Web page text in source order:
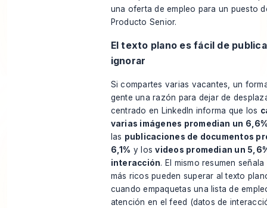
El texto plano es fácil de
ignorar
Si compartes varias vacantes, un
gente una razón para dejar de
centrado en LinkedIn informa que los
varias imágenes promedian un
las publicaciones de documentos
6,1% y losvideos promedian un
interacción. El mismo resumen
más ricos pueden superar al texto
cuando empaquetas una lista de
atención en el feed (datos de